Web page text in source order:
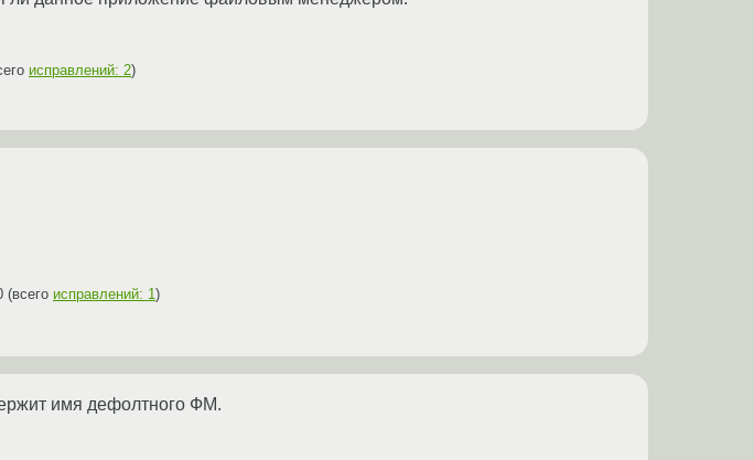
исправлений: 2)
(всего исправлений: 1 )
имя дефолтного ФМ.